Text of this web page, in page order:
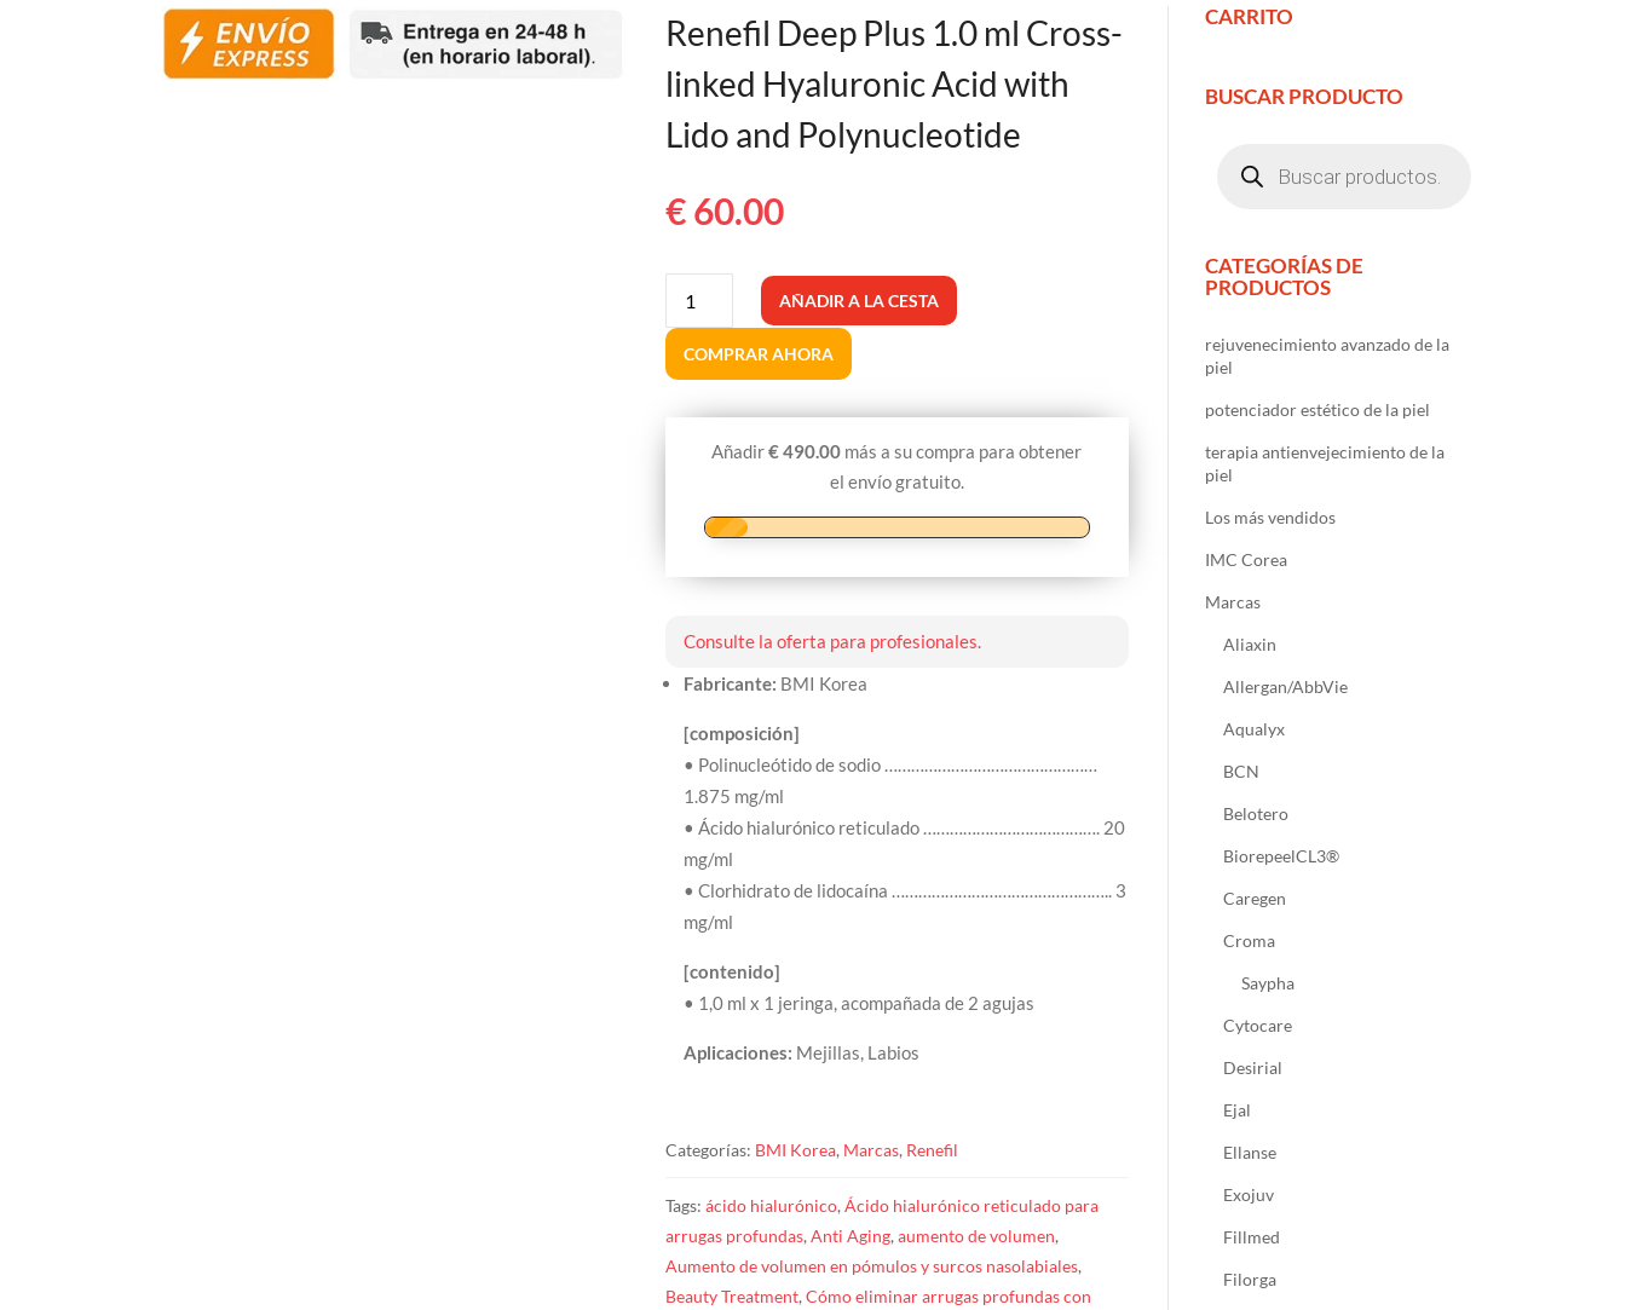
Renefil Deep Plus 1.0 ml Cross-
linked Hyaluronic Acid with
Lido and Polynucleotide
€60.00
Plus
1,0
polinucleótidos
AÑADIR A LA CESTA
COMPRAR AHORA
Añadir€490.00 más a su compra para obtener
el envío gratuito.
Consulte la oferta para profesionales.
Fabricante: BMI Korea
[composición]
• Polinucleótido de sodio …………………………………………
1.875 mg/ml
• Ácido hialurónico reticulado …………………………………. 20
mg/ml
• Clorhidrato de lidocaína ………………………………………….. 3
mg/ml
[contenido]
• 1,0 ml x 1 jeringa, acompañada de 2 agujas
Aplicaciones: Mejillas, Labios
Categorías: BMI Korea, Marcas, Renefil
Tags: ácido hialurónico, Ácido hialurónico reticulado para
arrugas profundas, Anti Aging, aumento de volumen,
Aumento de volumen en pómulos y surcos nasolabiales,
Beauty Treatment, Cómo eliminar arrugas profundas con
CARRITO
BUSCAR PRODUCTO
productos
CATEGORÍAS DE
PRODUCTOS
rejuvenecimiento avanzado de la
piel
potenciador estético de la piel
terapia antienvejecimiento de la
piel
Los más vendidos
IMC Corea
Marcas
Aliaxin
Allergan/AbbVie
Aqualyx
BCN
Belotero
BiorepeelCL3®
Caregen
Croma
Saypha
Cytocare
Desirial
Ejal
Ellanse
Exojuv
Fillmed
Filorga